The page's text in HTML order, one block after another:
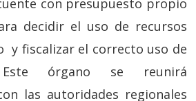
con presupuesto propio
decidir el uso de recursos
y fiscalizar el correcto uso de
órgano se reunirá
las autoridades regionales